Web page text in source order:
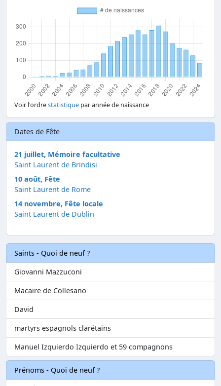
Voir l'ordrestatistique par année de naissance
Dates de Fête
21 juillet, Mémoire facultative
Saint Laurent de Brindisi
10 août, Fête
Saint Laurent de Rome
14 novembre, Fête locale
Saint Laurent de Dublin
Saints - Quoi de neuf ?
Giovanni Mazzuconi
Macaire de Collesano
David
martyrs espagnols clarétains
Manuel Izquierdo Izquierdo et 59 compagnons
Prénoms - Quoi de neuf ?